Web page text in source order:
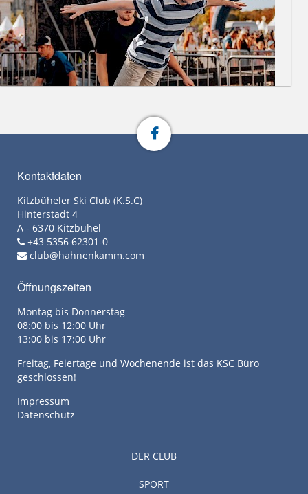
Kontaktdaten
Kitzbüheler Ski Club (K.S.C)
Hinterstadt 4
A - 6370 Kitzbühel
+43 5356 62301-0
club@hahnenkamm.com
Öffnungszeiten
Montag bis Donnerstag
08:00 bis 12:00 Uhr
13:00 bis 17:00 Uhr
Freitag, Feiertage und Wochenende ist das KSC Büro
geschlossen!
Impressum
Datenschutz
DER CLUB
SPORT